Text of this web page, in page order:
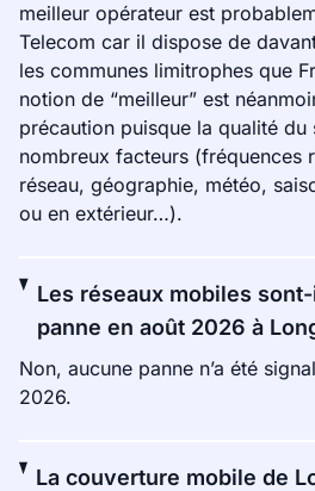
meilleur opérateur est
Telecom car il dispose de
les communes limitrophes que
notion de “meilleur” est
précaution puisque la qualité du
nombreux facteurs (fréquences
réseau, géographie, météo,
ou en extérieur…).
Les réseaux mobiles
panne en août 2026 à
Non, aucune panne n’a été
2026.
La couverture mobile de